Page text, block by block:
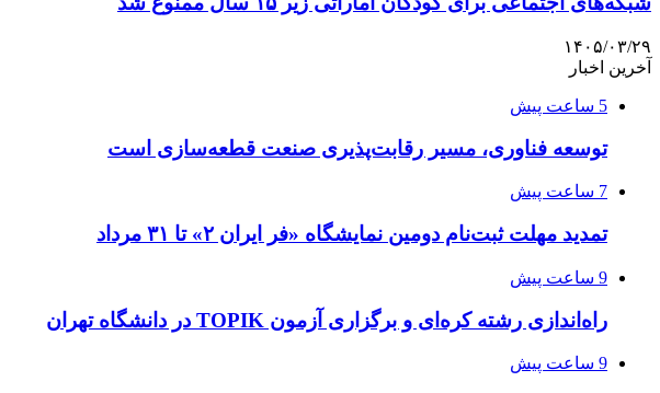
۱۴۰۵/۰۳/۲۹
آخرین اخبار
5 ساعت پیش
توسعه فناوری، مسیر رقابت‌پذیری صنعت قطعه‌سازی است
7 ساعت پیش
تمدید مهلت ثبت‌نام دومین نمایشگاه «فر ایران ۲» تا ۳۱ مرداد
9 ساعت پیش
راه‌اندازی رشته کره‌ای و برگزاری آزمون TOPIK در دانشگاه تهران
9 ساعت پیش